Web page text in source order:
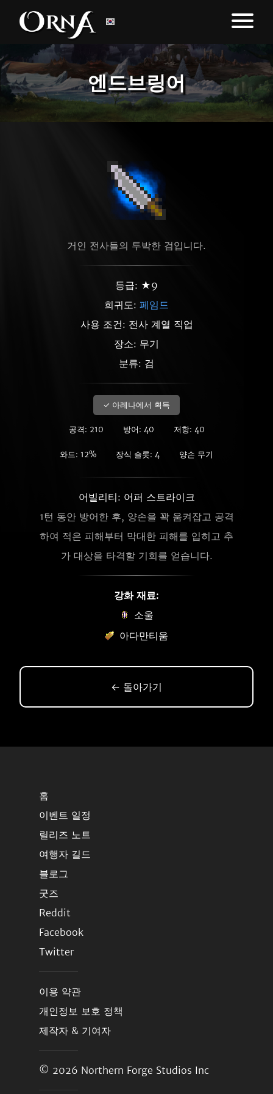
엔드브링어
거인 전사들의 투박한 검입니다.
등급: ★9
희귀도: 페임드
사용 조건: 전사 계열 직업
장소: 무기
분류: 검
✓ 아레나에서 획득
공격: 210 방어: 40 저항: 40
와드: 12% 장식 슬롯: 4 양손 무기
어빌리티: 어퍼 스트라이크
1턴 동안 방어한 후, 양손을 꽉 움켜잡고 공격
하여 적은 피해부터 막대한 피해를 입히고 추
가 대상을 타격할 기회를 얻습니다.
강화 재료:
소울
아다만티움
← 돌아가기
홈
이벤트 일정
릴리즈 노트
여행자 길드
블로그
굿즈
Reddit
Facebook
Twitter
이용 약관
개인정보 보호 정책
제작자 & 기여자
© 2026 Northern Forge Studios Inc